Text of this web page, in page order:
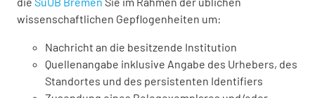
wissenschaftlichen Gepflogenheiten um:
Nachricht an die besitzende Institution
Quellenangabe inklusive Angabe des Urhebers, des
Standortes und des persistenten Identifiers